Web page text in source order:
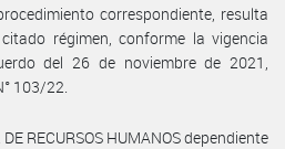
correspondiente, resulta
régimen, conforme la vigencia
del 26 de noviembre de 2021,
103/22.
RECURSOS HUMANOS dependiente